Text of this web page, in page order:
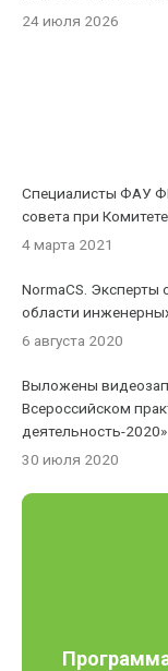
24 июля 2026
Специалисты ФАУ
совета при
4 марта 2021
NormaCS. Эксперты
области
6 августа 2020
Выложены
Всероссийском
деятельность-2020»
30 июля 2020